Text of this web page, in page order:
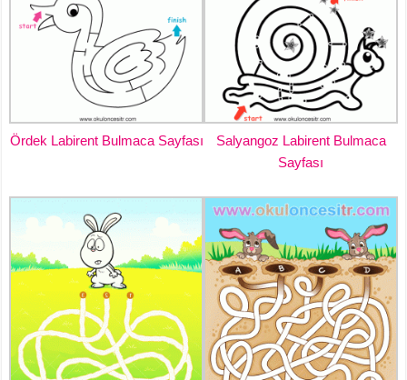
Ördek Labirent Bulmaca Sayfası
Salyangoz Labirent Bulmaca
Sayfası